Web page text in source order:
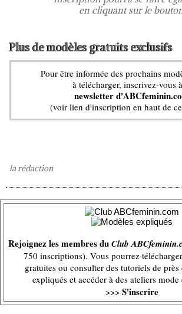
en cliquant sur le
Plus de modèles gratuits exclusifs
Pour être informée des prochains
à télécharger, inscrivez-vous
newsletter
(voir lien d'inscription en haut de
la rédaction
Rejoignez les membres duClub
750 inscriptions). Vous pourrez
gratuites ou consulter des tutoriels de
expliqués et accéder à des ateliers
>>> S'inscrire